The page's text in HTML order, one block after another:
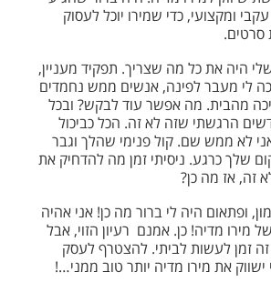
ומקצועי, כדי שמירו יוכל לעסוק
סרטים.
היה את כל מה שצריך. תפקיד מעניין,
לי מעבר לפינה, אנשים ממש נחמדים
מהבית. מה אפשר עוד לבקש? ובכל
הרגשתי שזה לא זה. הכל כביכול
לא ממש שם. קול פנימי שהלך וגבר
שלך כרגע. ניסיתי זמן מה להדחיק את
זה, אז מה כן?
ופתאום היה לי ברור מה כן! אני אהיה
מדיה! כן. אמנם רעיון הזוי, אבל
זה זמן לעשות לביתי. להצטרף לעסק
את מירו מדיה יותר טוב ממני…!